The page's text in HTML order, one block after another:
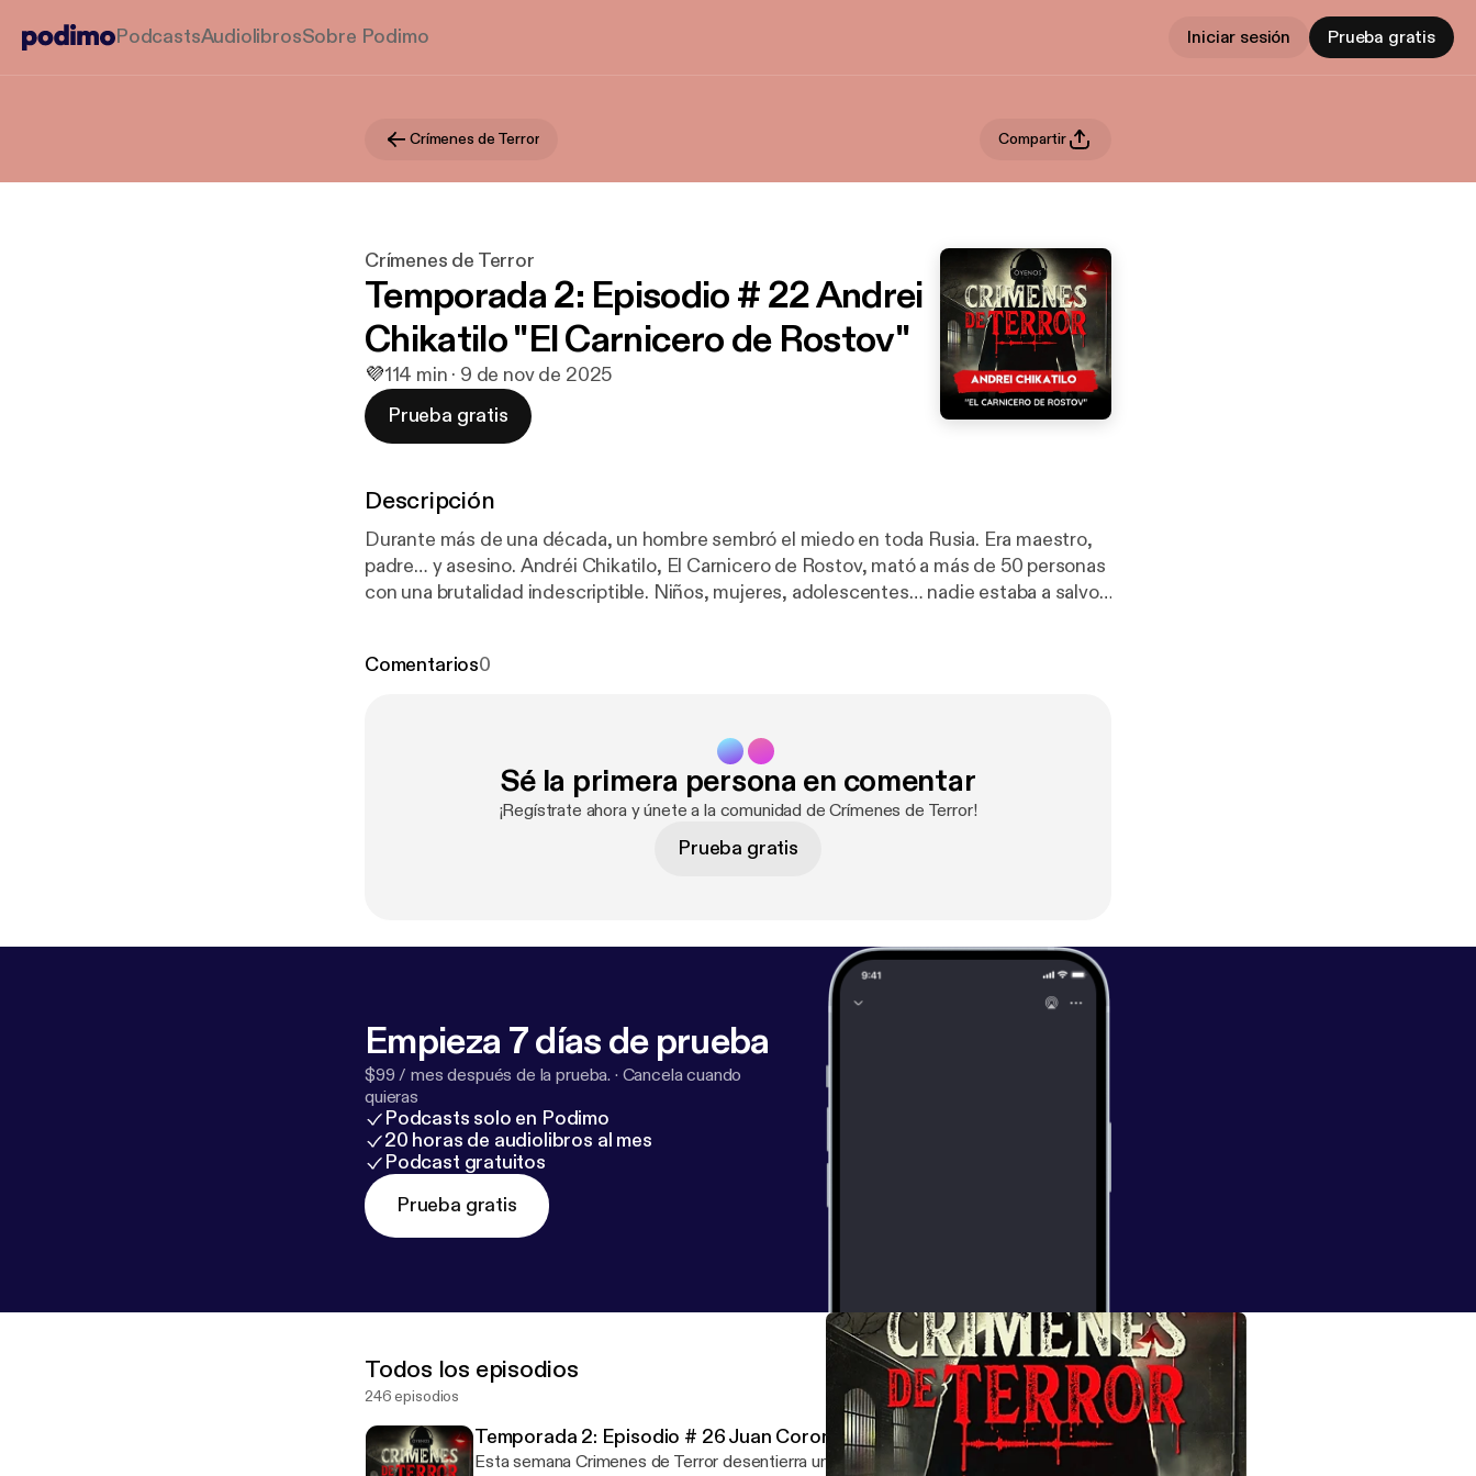
PodcastsAudiolibrosSobre Podimo Iniciar sesión Prueba gratis
Crímenes de Terror Compartir
Crímenes de Terror
Temporada 2: Episodio # 22 Andrei
Chikatilo "El Carnicero de Rostov"
💜114 min · 9 de nov de 2025
Prueba gratis
Descripción
Durante más de una década, un hombre sembró el miedo en toda Rusia. Era maestro,
padre… y asesino. Andréi Chikatilo, El Carnicero de Rostov, mató a más de 50 personas
con una brutalidad indescriptible. Niños, mujeres, adolescentes… nadie estaba a salvo.
wizz.comfor information about our collection and use of personal data for advertising.
Comentarios0
Sé la primera persona en comentar
¡Regístrate ahora y únete a la comunidad de Crímenes de Terror!
Prueba gratis
Empieza 7 días de prueba
$99 / mes después de la prueba. · Cancela cuando
quieras
Podcasts solo en Podimo
20 horas de audiolibros al mes
Podcast gratuitos
Prueba gratis
Todos los episodios
246 episodios
Temporada 2: Episodio # 26 Juan Corona " El Asesino del Machete"
Esta semana Crimenes de Terror desentierra uno de los casos más escalofriantes en